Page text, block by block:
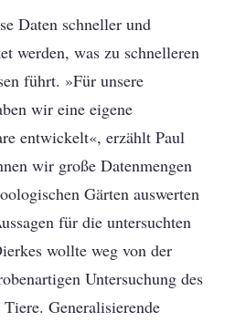
Daten schneller und
werden, was zu schnelleren
führt. »Für unsere
wir eine eigene
entwickelt«, erzählt Paul
wir große Datenmengen
Gärten auswerten
für die untersuchten
wollte weg von der
Untersuchung des
Generalisierende